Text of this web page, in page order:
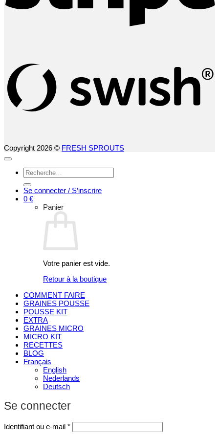
Copyright 2026 © FRESH SPROUTS
Recherche
pour :
Se connecter / S’inscrire
0 €
Panier
Votre panier est vide.
Retour à la boutique
COMMENT FAIRE
GRAINES POUSSE
POUSSE KIT
EXTRA
GRAINES MICRO
MICRO KIT
RECETTES
BLOG
Français
English
Nederlands
Deutsch
Se connecter
Identifiant ou e-mail *Obligatoire